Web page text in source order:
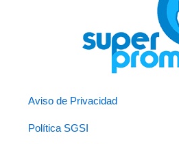
Aviso de Privacidad
Política SGSI